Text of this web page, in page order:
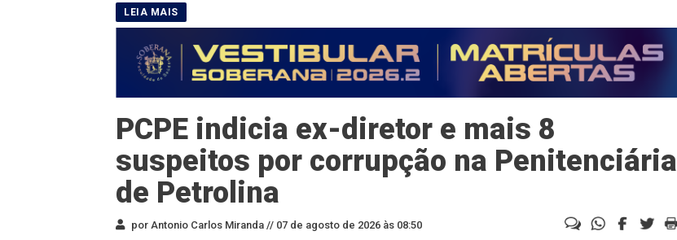
PCPE indicia ex-diretor e mais 8
suspeitos por corrupção na Penitenciária
de Petrolina
por Antonio Carlos Miranda // 07 de agosto de 2026 às 08:50